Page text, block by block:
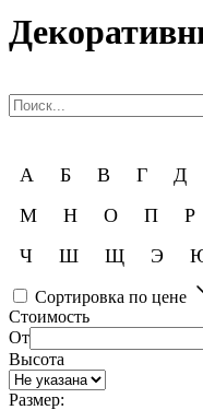
А Б В Г Д
М
Н О П Р
Ч
Ш Щ Э
Сортировка по цене
Стоимость
От
Высота
Размер: